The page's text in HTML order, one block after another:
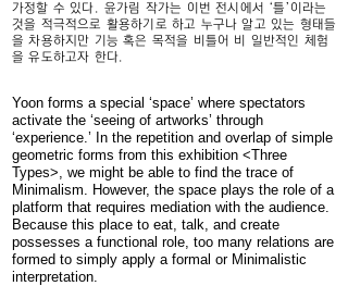
가정할 수 있다. 윤가림 작가는 이번 전시에서 ‘틀’이라는
것을 적극적으로 활용하기로 하고 누구나 알고 있는 형태들
을 차용하지만 기능 혹은 목적을 비틀어 비 일반적인 체험
을 유도하고자 한다.
Yoon forms a special ‘space’ where spectators
activate the ‘seeing of artworks’ through
‘experience.’ In the repetition and overlap of simple
geometric forms from this exhibition <Three
Types>, we might be able to find the trace of
Minimalism. However, the space plays the role of a
platform that requires mediation with the audience.
Because this place to eat, talk, and create
possesses a functional role, too many relations are
formed to simply apply a formal or Minimalistic
interpretation.